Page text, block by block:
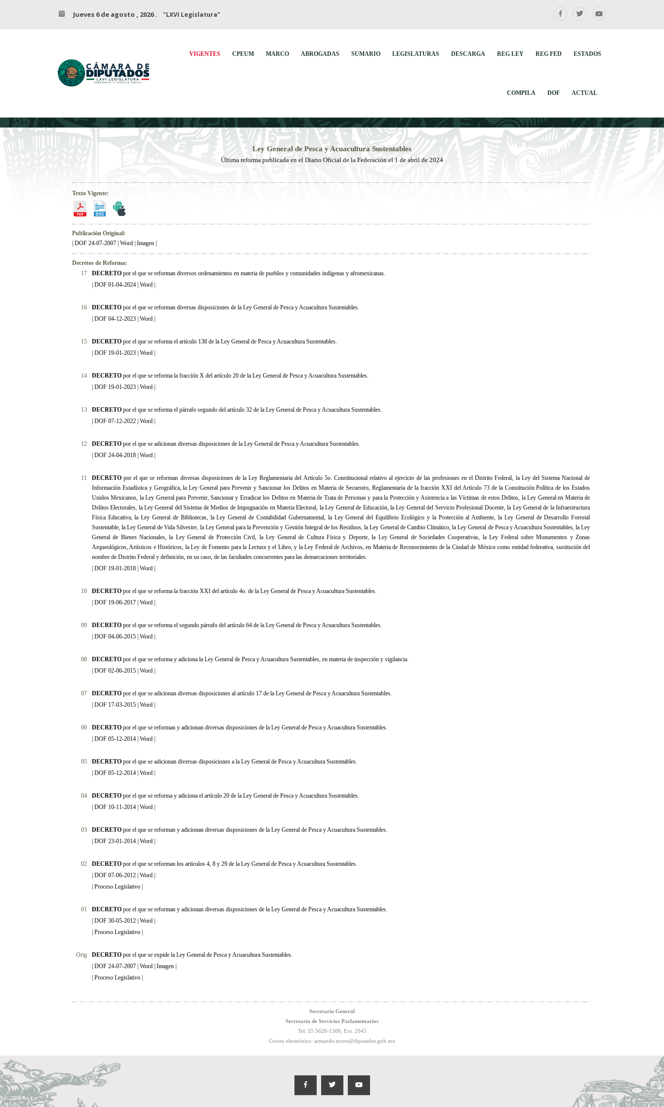
Jueves 6 de agosto , 2026. "LXVI Legislatura"
VIGENTES CPEUM MARCO ABROGADAS SUMARIO LEGISLATURAS DESCARGA REG LEY REG FED ESTADOS
COMPILA DOF ACTUAL
Ley General de Pesca y Acuacultura Sustentables
Última reforma publicada en el Diario Oficial de la Federación el 1 de abril de 2024
Texto Vigente:
Publicación Original:
DOF 24-07-2007 Word Imagen
Decretos de Reforma:
17
DECRETOpor el que se reforman diversos ordenamientos en materia de pueblos y comunidades indígenas y afromexicanas.
DOF 01-04-2024| Word|
16 DECRETOpor el que se reforman diversas disposiciones de la Ley General de Pesca y Acuacultura Sustentables.
DOF 04-12-2023| Word|
15 DECRETOpor el que se reforma el artículo 138 de la Ley General de Pesca y Acuacultura Sustentables.
DOF 19-01-2023| Word|
14 DECRETOpor el que se reforma la fracción X del artículo 20 de la Ley General de Pesca y Acuacultura Sustentables.
DOF 19-01-2023| Word|
13 DECRETOpor el que se reforma el párrafo segundo del artículo 32 de la Ley General de Pesca y Acuacultura Sustentables.
DOF 07-12-2022| Word|
12 DECRETOpor el que se adicionan diversas disposiciones de la Ley General de Pesca y Acuacultura Sustentables.
DOF 24-04-2018| Word|
11 DECRETOpor el que se reforman diversas disposiciones de la Ley Reglamentaria del Artículo 5o. Constitucional relativo al ejercicio de las profesiones en el Distrito Federal, la Ley del Sistema Nacional de
Información Estadística y Geográfica, la Ley General para Prevenir y Sancionar los Delitos en Materia de Secuestro, Reglamentaria de la fracción XXI del Artículo 73 de la Constitución Política de los Estados
Unidos Mexicanos, la Ley General para Prevenir, Sancionar y Erradicar los Delitos en Materia de Trata de Personas y para la Protección y Asistencia a las Víctimas de estos Delitos, la Ley General en Materia de
Delitos Electorales, la Ley General del Sistema de Medios de Impugnación en Materia Electoral, la Ley General de Educación, la Ley General del Servicio Profesional Docente, la Ley General de la Infraestructura
Física Educativa, la Ley General de Bibliotecas, la Ley General de Contabilidad Gubernamental, la Ley General del Equilibrio Ecológico y la Protección al Ambiente, la Ley General de Desarrollo Forestal
Sustentable, la Ley General de Vida Silvestre, la Ley General para la Prevención y Gestión Integral de los Residuos, la Ley General de Cambio Climático, la Ley General de Pesca y Acuacultura Sustentables, la Ley
General de Bienes Nacionales, la Ley General de Protección Civil, la Ley General de Cultura Física y Deporte, la Ley General de Sociedades Cooperativas, la Ley Federal sobre Monumentos y Zonas
Arqueológicos, Artísticos e Históricos, la Ley de Fomento para la Lectura y el Libro, y la Ley Federal de Archivos, en Materia de Reconocimiento de la Ciudad de México como entidad federativa, sustitución del
nombre de Distrito Federal y definición, en su caso, de las facultades concurrentes para las demarcaciones territoriales.
DOF 19-01-2018| Word|
10 DECRETOpor el que se reforma la fracción XXI del artículo 4o. de la Ley General de Pesca y Acuacultura Sustentables.
DOF 19-06-2017| Word|
09 DECRETOpor el que se reforma el segundo párrafo del artículo 64 de la Ley General de Pesca y Acuacultura Sustentables.
DOF 04-06-2015| Word|
08 DECRETOpor el que se reforma y adiciona la Ley General de Pesca y Acuacultura Sustentables, en materia de inspección y vigilancia.
DOF 02-06-2015| Word|
07 DECRETOpor el que se adicionan diversas disposiciones al artículo 17 de la Ley General de Pesca y Acuacultura Sustentables.
DOF 17-03-2015| Word|
06 DECRETOpor el que se reforman y adicionan diversas disposiciones de la Ley General de Pesca y Acuacultura Sustentables.
DOF 05-12-2014| Word|
05 DECRETOpor el que se adicionan diversas disposiciones a la Ley General de Pesca y Acuacultura Sustentables.
DOF 05-12-2014| Word|
04 DECRETOpor el que se reforma y adiciona el artículo 20 de la Ley General de Pesca y Acuacultura Sustentables.
DOF 10-11-2014| Word|
03 DECRETOpor el que se reforman y adicionan diversas disposiciones de la Ley General de Pesca y Acuacultura Sustentables.
DOF 23-01-2014| Word|
02 DECRETOpor el que se reforman los artículos 4, 8 y 29 de la Ley General de Pesca y Acuacultura Sustentables.
DOF 07-06-2012| Word|
Proceso Legislativo|
01 DECRETOpor el que se reforman y adicionan diversas disposiciones de la Ley General de Pesca y Acuacultura Sustentables.
DOF 30-05-2012| Word|
Proceso Legislativo|
Orig DECRETOpor el que se expide la Ley General de Pesca y Acuacultura Sustentables.
DOF 24-07-2007| Word| Imagen|
Proceso Legislativo|
Secretaría General
Secretaría de Servicios Parlamentarios
Tel. 55 5628-1300, Ext. 2045
Correo electrónico: armando.torres@diputados.gob.mx